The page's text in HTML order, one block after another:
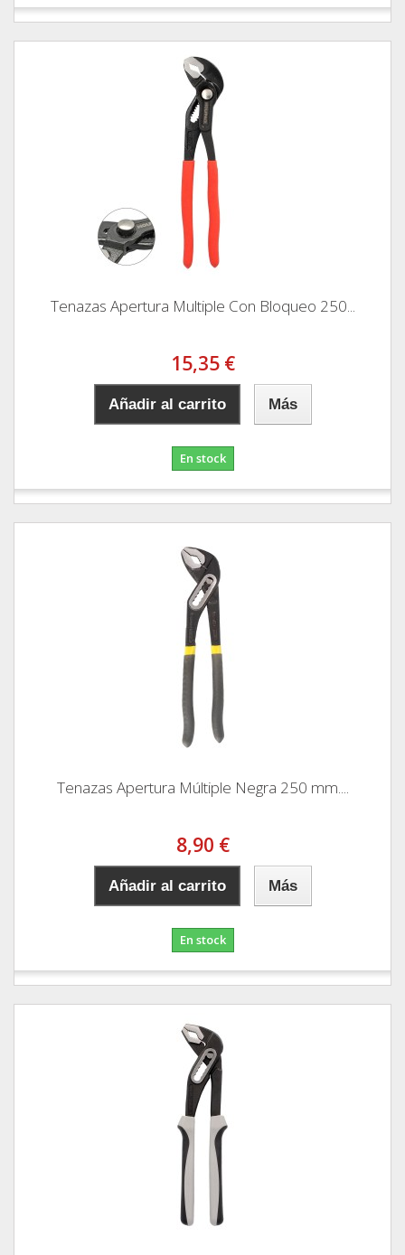
Tenazas Apertura Multiple Con Bloqueo 250...
15,35 €
Añadir al carrito Más
En stock
Tenazas Apertura Múltiple Negra 250 mm....
8,90 €
Añadir al carrito Más
En stock